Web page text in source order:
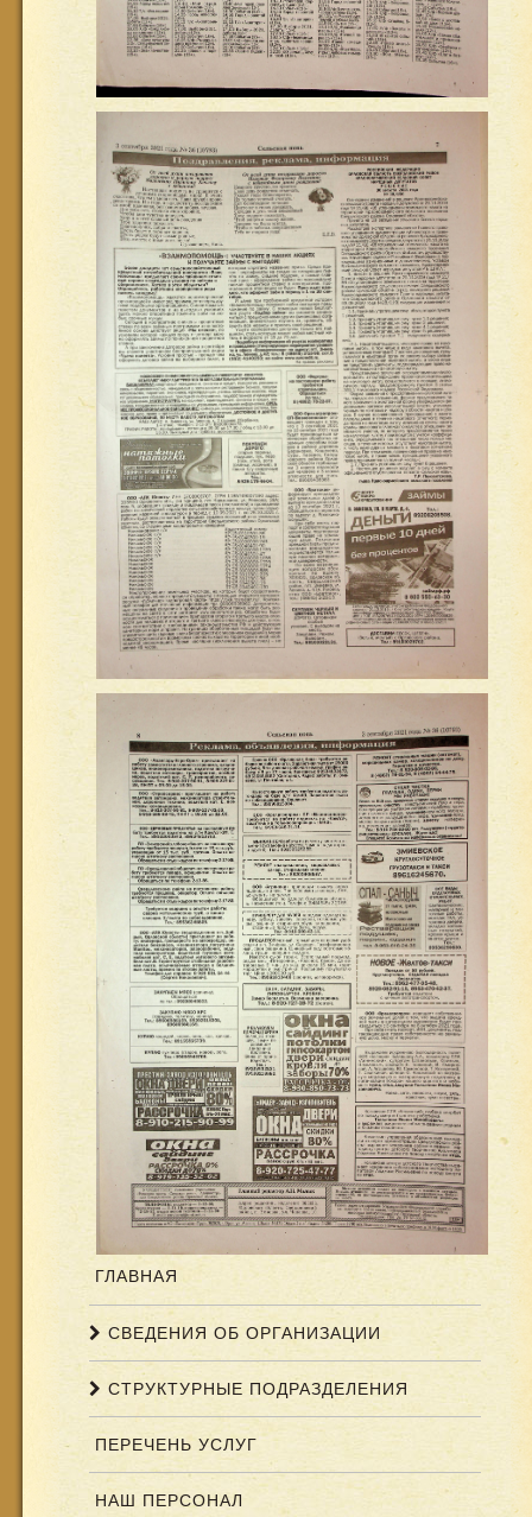
ГЛАВНАЯ
СВЕДЕНИЯ ОБ ОРГАНИЗАЦИИ
СТРУКТУРНЫЕ ПОДРАЗДЕЛЕНИЯ
ПЕРЕЧЕНЬ УСЛУГ
НАШ ПЕРСОНАЛ